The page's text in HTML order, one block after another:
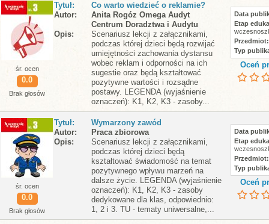
śr. ocen
0.0
Brak głosów
Tytuł
Co warto wiedzieć o reklamie?
Autor
Anita Rogóz Omega Audyt
Centrum Doradztwa i Audytu
Opis
Scenariusz lekcji z załącznikami,
podczas której dzieci będą rozwijać
umiejętności zachowania dystansu
wobec reklam i odporności na ich
sugestie oraz będą kształtować
pozytywne wartości i rozsądne
postawy. LEGENDA (wyjaśnienie
oznaczeń): K1, K2, K3 - zasoby...
Data
Etap
Przedmiot
Typ
Oceń
śr. ocen
0.0
Brak głosów
Tytuł
Wymarzony zawód
Autor
Praca zbiorowa
Opis
Scenariusz lekcji z załącznikami,
podczas której dzieci będą
kształtować świadomość na temat
pozytywnego wpływu marzeń na
dalsze życie. LEGENDA (wyjaśnienie
oznaczeń): K1, K2, K3 - zasoby
dedykowane dla klas, odpowiednio:
1, 2 i 3. TU - tematy uniwersalne,...
Data
Etap
Przedmiot
Typ
Oceń